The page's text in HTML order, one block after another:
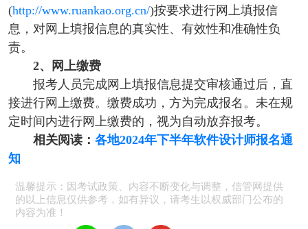
(http://www.ruankao.org.cn/)按要求进行网上填报信
息，对网上填报信息的真实性、有效性和准确性负
责。
2、网上缴费
报考人员完成网上填报信息提交审核通过后，直
接进行网上缴费。缴费成功，方为完成报名。未在规
定时间内进行网上缴费的，视为自动放弃报考。
相关阅读： 各地2024年下半年软件设计师报名通
知
温馨提示：因考试政策、内容不断变化与调整，信管网提供
的以上信息仅供参考，如有异议，请考生以权威部门公布的
内容为准！